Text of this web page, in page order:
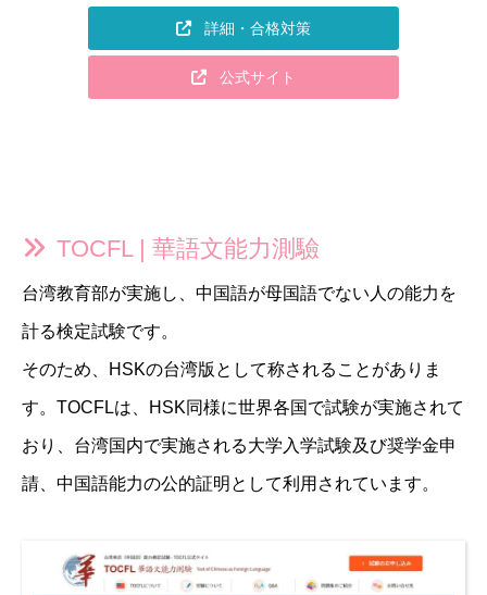
詳細・合格対策
公式サイト
TOCFL | 華語文能力測驗
台湾教育部が実施し、中国語が母国語でない人の能力を
計る検定試験です。
そのため、HSKの台湾版として称されることがありま
す。TOCFLは、HSK同様に世界各国で試験が実施されて
おり、台湾国内で実施される大学入学試験及び奨学金申
請、中国語能力の公的証明として利用されています。